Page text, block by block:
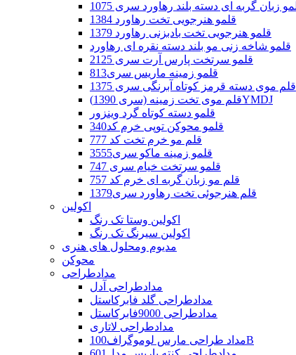
قلمو هنرجویی تخت رهاورد 1384
قلمو هنرجویی تخت بادبزنی رهاورد 1379
قلمو شاخه زنی مو بلند دسته نقره ای رهاورد
قلمو سرتخت پارس آرت سری 2125
قلمو زمینه ماریس سری813
قلم موی دسته قرمز کوتاه آبرنگی سری 1375
قلم موی تخت زمینه (سری 1390)YMDJ
قلمو دسته کوتاه گرد وینزور
قلمو محوکن توپی خرم کد340
قلم مو خرم تخت کد 777
قلمو زمینه ماکو سری3555
قلمو سرتخت خیام سری 747
قلم مو زبان گربه ای خرم کد 757
قلم هنرجوئی تخت رهاورد سری1379
اکولین
اکولین وستا تک رنگ
اکولین سیرنگ تک رنگ
مدیوم ومحلول های هنری
محوکن
مدادطراحی
مدادطراحی آدل
مدادطراحی گلد فابرکاستل
مدادطراحی 9000فابرکاستل
مدادطراحی لاتاری
مداد طراحی مارس لوموگراف100B